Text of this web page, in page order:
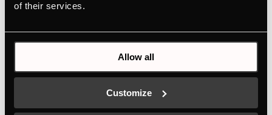
of their services.
Allow all
Customize
Дизайнерский комплект, состоящий из 1 ручки, 1 планки и 2
дополнительных планок - Stainless steel | для духовок 90 см